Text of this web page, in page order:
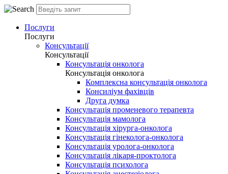
Послуги
Послуги
Консультації
Консультації
Консультація онколога
Консультація онколога
Комплексна консультація онколога
Консиліум фахівців
Друга думка
Консультація променевого терапевта
Консультація мамолога
Консультація хірурга-онколога
Консультація гінеколога-онколога
Консультація уролога-онколога
Консультація лікаря-проктолога
Консультація психолога